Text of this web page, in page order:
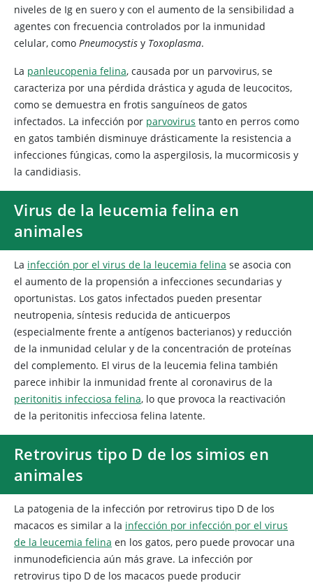
niveles de Ig en suero y con el aumento de la sensibilidad a
agentes con frecuencia controlados por la inmunidad
celular, como Pneumocystis y Toxoplasma.
La panleucopenia felina, causada por un parvovirus, se
caracteriza por una pérdida drástica y aguda de leucocitos,
como se demuestra en frotis sanguíneos de gatos
infectados. La infección por parvovirus tanto en perros como
en gatos también disminuye drásticamente la resistencia a
infecciones fúngicas, como la aspergilosis, la mucormicosis y
la candidiasis.
Virus de la leucemia felina en
animales
La infección por el virus de la leucemia felina se asocia con
el aumento de la propensión a infecciones secundarias y
oportunistas. Los gatos infectados pueden presentar
neutropenia, síntesis reducida de anticuerpos
(especialmente frente a antígenos bacterianos) y reducción
de la inmunidad celular y de la concentración de proteínas
del complemento. El virus de la leucemia felina también
parece inhibir la inmunidad frente al coronavirus de la
peritonitis infecciosa felina, lo que provoca la reactivación
de la peritonitis infecciosa felina latente.
Retrovirus tipo D de los simios en
animales
La patogenia de la infección por retrovirus tipo D de los
macacos es similar a la infección por infección por el virus
de la leucemia felina en los gatos, pero puede provocar una
inmunodeficiencia aún más grave. La infección por
retrovirus tipo D de los macacos puede producir